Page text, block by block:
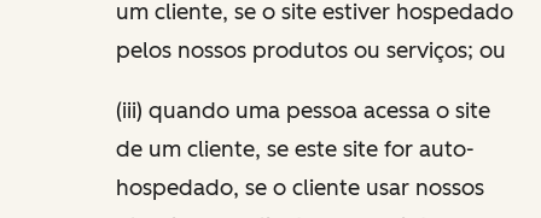
um cliente, se o site estiver hospedado
pelos nossos produtos ou serviços; ou
(iii) quando uma pessoa acessa o site
de um cliente, se este site for auto-
hospedado, se o cliente usar nossos